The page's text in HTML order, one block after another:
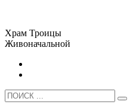
Храм Троицы
Живоначальной